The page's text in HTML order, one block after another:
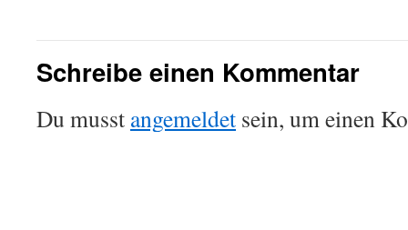
Schreibe einen Kommentar
Du musst angemeldet sein, um einen